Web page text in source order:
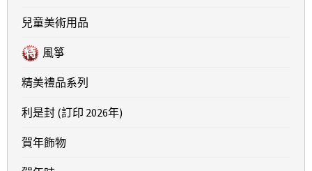
兒童美術用品
風箏
精美禮品系列
利是封 (訂印 2026年)
賀年飾物